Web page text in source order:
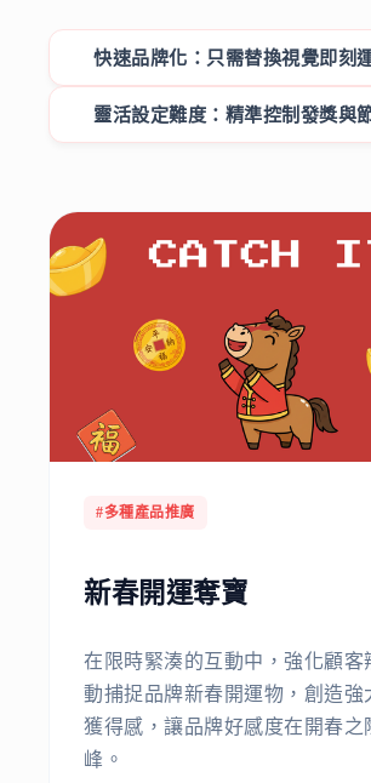
快速品牌化：只需替換視覺即刻
靈活設定難度：精準控制發獎與
#多種產品推廣
新春開運奪寶
在限時緊湊的互動中，強化顧客
動捕捉品牌新春開運物，創造強
獲得感，讓品牌好感度在開春之
峰。